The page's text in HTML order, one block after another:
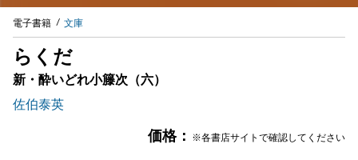
電子書籍 文庫
らくだ
新・酔いどれ小籐次（六）
佐伯泰英
価格： ※各書店サイトで確認してください